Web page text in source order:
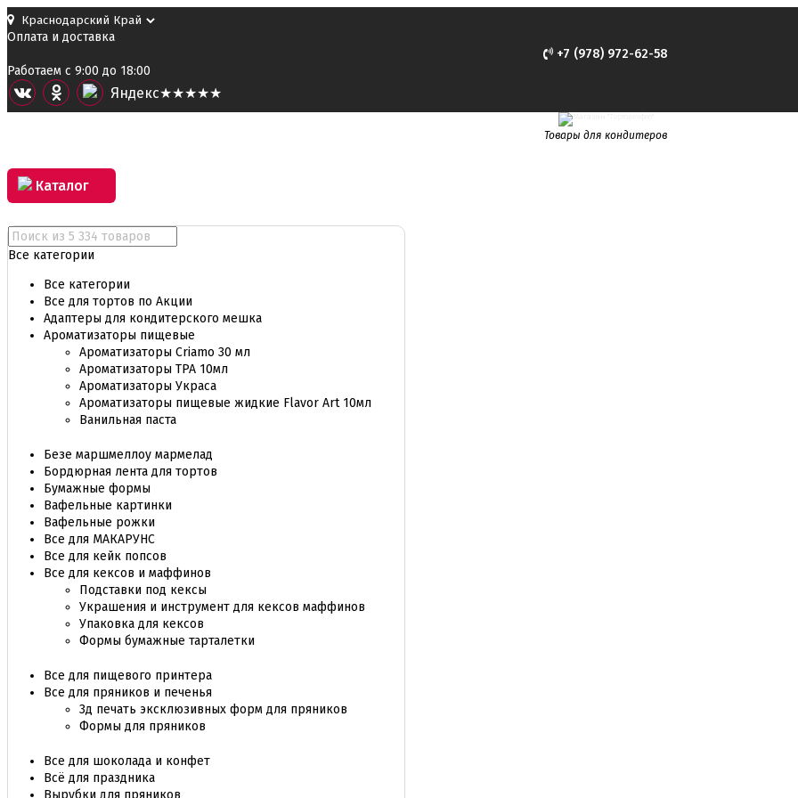
Оплата и доставка
+7 (978) 972-62-58
Работаем с 9:00 до 18:00
Яндекс★★★★★
Товары для кондитеров
Каталог
Все категории
Все категории
Все для тортов по Акции
Адаптеры для кондитерского мешка
Ароматизаторы пищевые
Ароматизаторы Criamo 30 мл
Ароматизаторы TPA 10мл
Ароматизаторы Украса
Ароматизаторы пищевые жидкие Flavor Art 10мл
Ванильная паста
Безе маршмеллоу мармелад
Бордюрная лента для тортов
Бумажные формы
Вафельные картинки
Вафельные рожки
Все для МАКАРУНС
Все для кейк попсов
Все для кексов и маффинов
Подставки под кексы
Украшения и инструмент для кексов маффинов
Упаковка для кексов
Формы бумажные тарталетки
Все для пищевого принтера
Все для пряников и печенья
3д печать эксклюзивных форм для пряников
Формы для пряников
Все для шоколада и конфет
Всё для праздника
Вырубки для пряников